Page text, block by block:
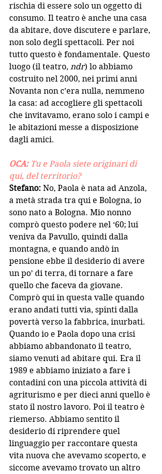
rischia di essere solo un oggetto di
consumo. Il teatro è anche una casa
da abitare, dove discutere e parlare,
non solo degli spettacoli. Per noi
tutto questo è fondamentale. Questo
luogo (il teatro, ndr) lo abbiamo
costruito nel 2000, nei primi anni
Novanta non c’era nulla, nemmeno
la casa: ad accogliere gli spettacoli
che invitavamo, erano solo i campi e
le abitazioni messe a disposizione
dagli amici.
OCA: Tu e Paola siete originari di
qui, del territorio?
Stefano: No, Paola è nata ad Anzola,
a metà strada tra qui e Bologna, io
sono nato a Bologna. Mio nonno
comprò questo podere nel ‘60; lui
veniva da Pavullo, quindi dalla
montagna, e quando andò in
pensione ebbe il desiderio di avere
un po’ di terra, di tornare a fare
quello che faceva da giovane.
Comprò qui in questa valle quando
erano andati tutti via, spinti dalla
povertà verso la fabbrica, inurbati.
Quando io e Paola dopo una crisi
abbiamo abbandonato il teatro,
siamo venuti ad abitare qui. Era il
1989 e abbiamo iniziato a fare i
contadini con una piccola attività di
agriturismo e per dieci anni quello è
stato il nostro lavoro. Poi il teatro è
riemerso. Abbiamo sentito il
desiderio di riprendere quel
linguaggio per raccontare questa
vita nuova che avevamo scoperto, e
siccome avevamo trovato un altro